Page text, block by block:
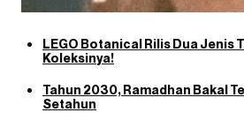
LEGO Botanical Rilis Dua Jenis
Koleksinya!
Tahun 2030, Ramadhan Bakal
Setahun